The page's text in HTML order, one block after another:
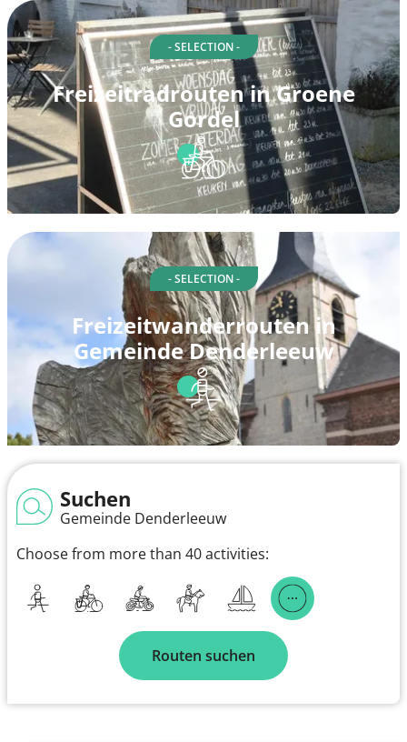
- SELECTION -
Freizeitradrouten in Groene
Gordel
- SELECTION -
Freizeitwanderrouten in
Gemeinde Denderleeuw
Suchen
Gemeinde Denderleeuw
Choose from more than 40 activities:
Routen suchen